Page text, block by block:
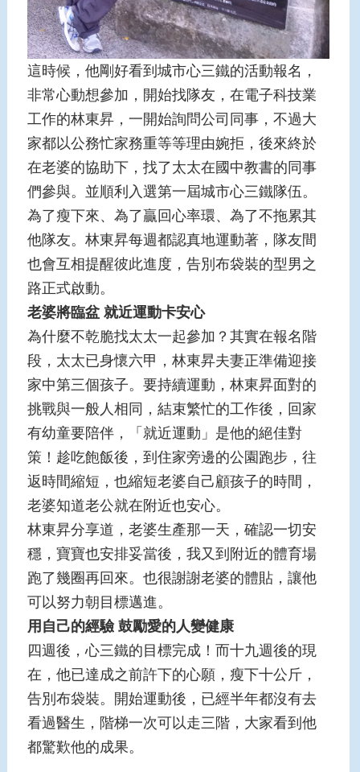
這時候，他剛好看到城市心三鐵的活動報名，
非常心動想參加，開始找隊友，在電子科技業
工作的林東昇，一開始詢問公司同事，不過大
家都以公務忙家務重等等理由婉拒，後來終於
在老婆的協助下，找了太太在國中教書的同事
們參與。並順利入選第一屆城市心三鐵隊伍。
為了瘦下來、為了贏回心率環、為了不拖累其
他隊友。林東昇每週都認真地運動著，隊友間
也會互相提醒彼此進度，告別布袋裝的型男之
路正式啟動。
老婆將臨盆 就近運動卡安心
為什麼不乾脆找太太一起參加？其實在報名階
段，太太已身懷六甲，林東昇夫妻正準備迎接
家中第三個孩子。要持續運動，林東昇面對的
挑戰與一般人相同，結束繁忙的工作後，回家
有幼童要陪伴，「就近運動」是他的絕佳對
策！趁吃飽飯後，到住家旁邊的公園跑步，往
返時間縮短，也縮短老婆自己顧孩子的時間，
老婆知道老公就在附近也安心。
林東昇分享道，老婆生產那一天，確認一切安
穩，寶寶也安排妥當後，我又到附近的體育場
跑了幾圈再回來。也很謝謝老婆的體貼，讓他
可以努力朝目標邁進。
用自己的經驗 鼓勵愛的人變健康
四週後，心三鐵的目標完成！而十九週後的現
在，他已達成之前許下的心願，瘦下十公斤，
告別布袋裝。開始運動後，已經半年都沒有去
看過醫生，階梯一次可以走三階，大家看到他
都驚歎他的成果。